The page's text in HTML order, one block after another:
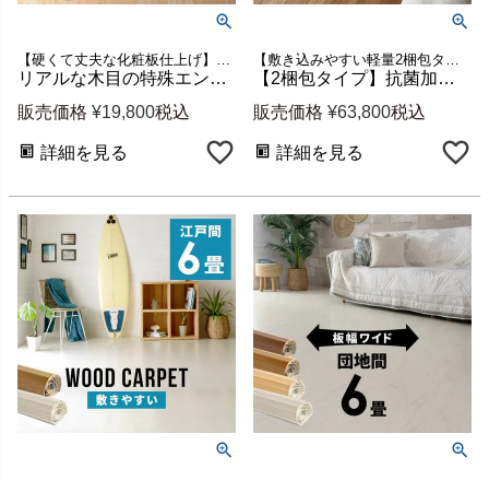
【硬くて丈夫な化粧板仕上げ】団地間4畳半用ウッドカーペット
リアルな木目の特殊エンボス加工ウッドカーペット PJ-40 団地間4.5畳用 約243×245cm 1梱包 [cpt-pj40-d45]
販売価格 ¥19,800税込
詳細を見る
【敷き込みやすい軽量2梱包タイプだから女性にオススメ】【抗菌加工と低ホルマリン仕様でお子様にも安心】本間6畳用フローリングカーペット 新生活
【2梱包タイプ】抗菌加工ウッドカーペットTU-90シリーズ本間6畳用約285×380cm
販売価格 ¥63,800税込
詳細を見る